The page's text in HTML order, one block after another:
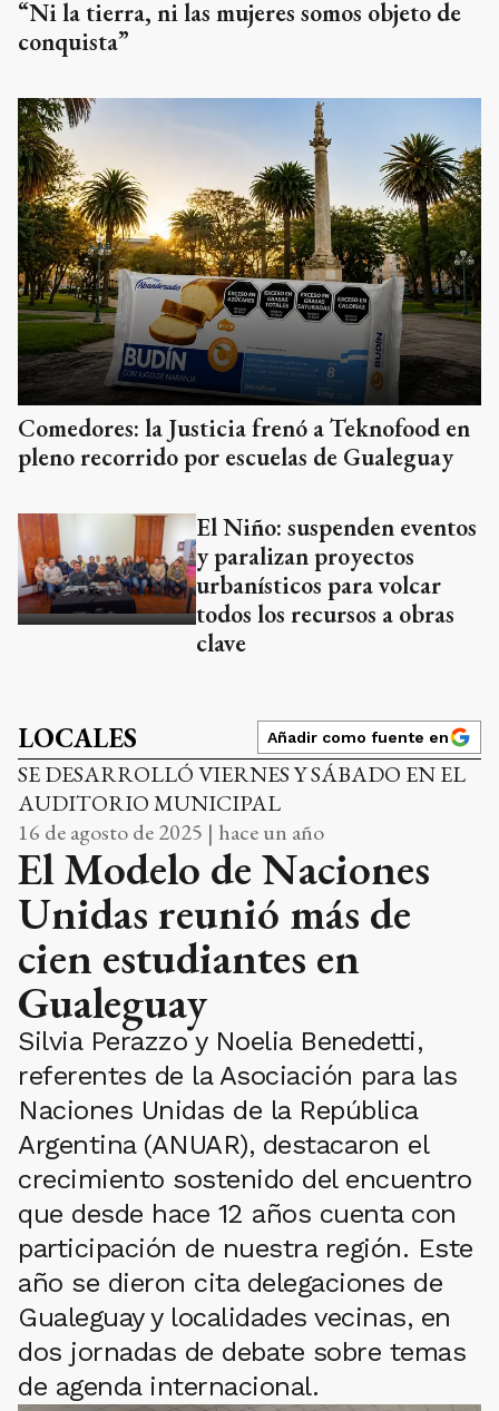
“Ni la tierra, ni las mujeres somos objeto de
conquista”
Comedores: la Justicia frenó a Teknofood en
pleno recorrido por escuelas de Gualeguay
El Niño: suspenden eventos
y paralizan proyectos
urbanísticos para volcar
todos los recursos a obras
clave
LOCALES Añadir como fuente en
SE DESARROLLÓ VIERNES Y SÁBADO EN EL
AUDITORIO MUNICIPAL
16 de agosto de 2025 | hace un año
El Modelo de Naciones
Unidas reunió más de
cien estudiantes en
Gualeguay
Silvia Perazzo y Noelia Benedetti,
referentes de la Asociación para las
Naciones Unidas de la República
Argentina (ANUAR), destacaron el
crecimiento sostenido del encuentro
que desde hace 12 años cuenta con
participación de nuestra región. Este
año se dieron cita delegaciones de
Gualeguay y localidades vecinas, en
dos jornadas de debate sobre temas
de agenda internacional.